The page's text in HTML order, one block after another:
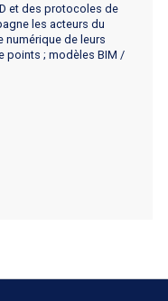
et des protocoles de
les acteurs du
de leurs
points ; modèles BIM /